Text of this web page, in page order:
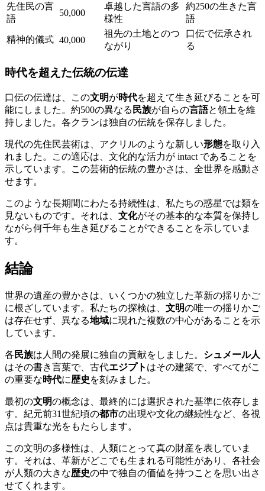
先住民の言
語
50,000
卓越した言語の多
様性
約250の生きた言
語
精神的儀式 40,000
祖先の土地とのつ
ながり
口伝で伝承され
る
時代を超えた伝統の伝達
口伝の伝達は、この文明が時代を超えて生き延びることを可
能にしました。約500の異なる 民族が自らの言語と領土を維
持しました。各クランは独自の伝統を保存しました。
現代の先住民芸術は、アクリルのような新しい形態を取り入
れました。この適応は、文化的な活力が intact であることを
示しています。この芸術的伝統の豊かさは、全世界を感動さ
せます。
このような長期間にわたる持続性は、私たちの惑星では類を
見ないものです。それは、 文化がその基本的な本質を保持し
ながら何千年も生き延びることができることを示していま
す。
結論
世界の遺産の豊かさは、いくつかの独立した革新の揺りかご
に根ざしています。私たちの探検は、 文明の唯一の揺りかご
は存在せず、異なる地域に現れた複数の中心があることを示
しています。
各 民族は人間の発展に独自の貢献をしました。 シュメール人
はその書き言葉で、古代エジプト はその建築で、すべてがこ
の重要な時代に歴史 を刻みました。
最初の文明の概念は、最終的には選択された基準に依存しま
す。紀元前31世紀頃の都市の出現や文化の継続性など、各視
点は貴重な光をもたらします。
この文明の多様性は、人類にとって真の財産を表していま
す。それは、革新がどこでも生まれる可能性があり、各社会
が人類の大きな歴史の中で独自の価値を持つことを思い出さ
せてくれます。